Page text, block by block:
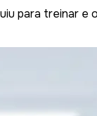
para treinar